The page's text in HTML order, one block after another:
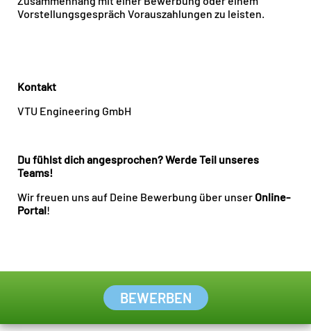
Vorstellungsgespräch Vorauszahlungen zu leisten.
Kontakt
VTU Engineering GmbH
Du fühlst dich angesprochen? Werde Teil unseres
Teams!
Wir freuen uns auf Deine Bewerbung über unser Online-
Portal!
BEWERBEN